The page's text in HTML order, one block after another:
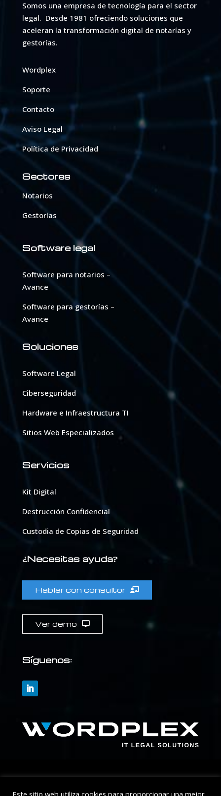
Somos una empresa de tecnología para el sector
legal. Desde 1981 ofreciendo soluciones que
aceleran la transformación digital de notarías y
gestorías.
Wordplex
Soporte
Contacto
Aviso Legal
Política de Privacidad
Sectores
Notarios
Gestorías
Software legal
Software para notarios –
Avance
Software para gestorías –
Avance
Soluciones
Software Legal
Ciberseguridad
Hardware e Infraestructura TI
Sitios Web Especializados
Servicios
Kit Digital
Destrucción Confidencial
Custodia de Copias de Seguridad
¿Necesitas ayuda?
Hablar con consultor
Ver demo
Síguenos:
Este sitio web utiliza cookies para proporcionar una mejor